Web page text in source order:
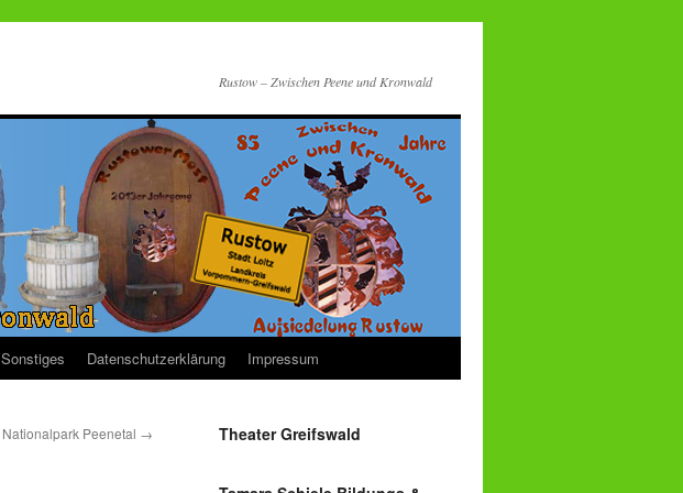
Rustow – Zwischen Peene und Kronwald
Sonstiges Datenschutzerklärung Impressum
Nationalpark Peenetal → Theater Greifswald